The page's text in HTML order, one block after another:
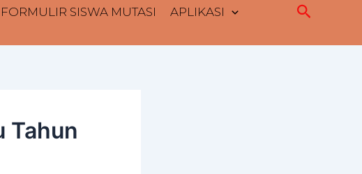
FORMULIR SISWA MUTASI APLIKASI Cari
Tahun